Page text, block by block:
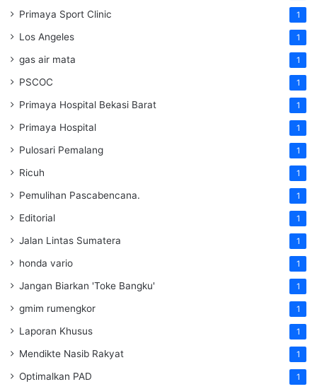
Primaya Sport Clinic 1
Los Angeles 1
gas air mata 1
PSCOC 1
Primaya Hospital Bekasi Barat 1
Primaya Hospital 1
Pulosari Pemalang 1
Ricuh 1
Pemulihan Pascabencana. 1
Editorial 1
Jalan Lintas Sumatera 1
honda vario 1
Jangan Biarkan 'Toke Bangku' 1
gmim rumengkor 1
Laporan Khusus 1
Mendikte Nasib Rakyat 1
Optimalkan PAD 1